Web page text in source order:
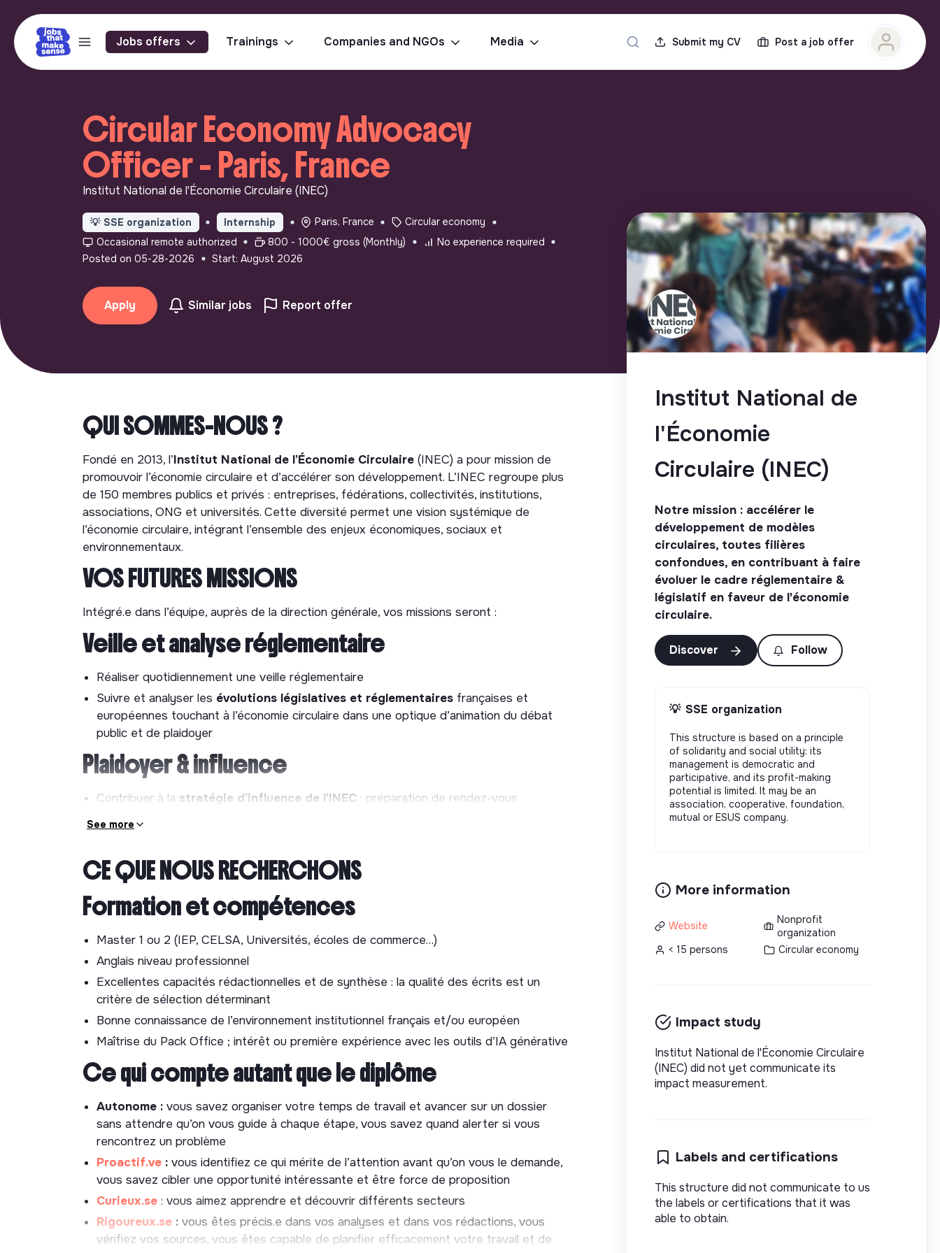
Jobs offers Trainings Companies and NGOs Media Submit my CV Post a job offer
Circular Economy Advocacy
Officer - Paris, France
Institut National de l'Économie Circulaire (INEC)
💡 SSE organization Internship Paris, France
Circular economy
Occasional remote authorized
800 - 1000€ gross (Monthly)
No experience required
Posted on 05-28-2026
Start: August 2026
Apply Similar jobs Report offer
QUI SOMMES-NOUS ?
Fondé en 2013, l’Institut National de l’Économie Circulaire (INEC) a pour mission de
promouvoir l’économie circulaire et d’accélérer son développement. L’INEC regroupe plus
de 150 membres publics et privés : entreprises, fédérations, collectivités, institutions,
associations, ONG et universités. Cette diversité permet une vision systémique de
l’économie circulaire, intégrant l’ensemble des enjeux économiques, sociaux et
environnementaux.
VOS FUTURES MISSIONS
Intégré.e dans l’équipe, auprès de la direction générale, vos missions seront :
Veille et analyse réglementaire
Réaliser quotidiennement une veille réglementaire
Suivre et analyser les évolutions législatives et réglementaires françaises et
européennes touchant à l’économie circulaire dans une optique d’animation du débat
public et de plaidoyer
Plaidoyer & influence
Contribuer à la stratégie d’influence de l’INEC : préparation de rendez-vous
de travail parlementaires ou ministériels
partenaires européens
et faire connaître nos prises de position sur les réseaux et auprès de la
presse
Animation de commissions thématiques
Participer à la préparation et l’animation d’une ou plusieurs commissions: préparer les
ordres du jour, faciliter les échanges entre membres, produire les comptes-rendus et
Événements et webinaires
Contribuer à l’organisation et l’animation d’événements et webinaires
Préparer deséléments de langagepour les prises de parole
CE QUE VOUS ALLEZ DÉVELOPPER
Une connaissance opérationnelledu cadre de l’économie circulaire, français et
européen
La capacité à produire desanalyses juridiques et notes de synthèseà destination
des décideurs
See more
CE QUE NOUS RECHERCHONS
Formation et compétences
Master 1 ou 2 (IEP, CELSA, Universités, écoles de commerce…)
Anglais niveau professionnel
Excellentes capacités rédactionnelles et de synthèse : la qualité des écrits est un
critère de sélection déterminant
Bonne connaissance de l’environnement institutionnel français et/ou européen
Maîtrise du Pack Office ; intérêt ou première expérience avec les outils d’IA générative
Ce qui compte autant que le diplôme
Autonome : vous savez organiser votre temps de travail et avancer sur un dossier
sans attendre qu’on vous guide à chaque étape, vous savez quand alerter si vous
rencontrez un problème
Proactif.ve : vous identifiez ce qui mérite de l’attention avant qu’on vous le demande,
vous savez cibler une opportunité intéressante et être force de proposition
Curieux.se : vous aimez apprendre et découvrir différents secteurs
Rigoureux.se : vous êtes précis.e dans vos analyses et dans vos rédactions, vous
vérifiez vos sources, vous êtes capable de planifier efficacement votre travail et de
Institut National de
l'Économie
Circulaire (INEC)
Notre mission : accélérer le
développement de modèles
circulaires, toutes filières
confondues, en contribuant à faire
évoluer le cadre réglementaire &
législatif en faveur de l'économie
circulaire.
Discover Follow
💡 SSE organization
This structure is based on a principle
of solidarity and social utility: its
management is democratic and
participative, and its profit-making
potential is limited. It may be an
association, cooperative, foundation,
mutual or ESUS company.
More information
Website
Nonprofit
organization
< 15 persons
Circular economy
Impact study
Institut National de l'Économie Circulaire
(INEC) did not yet communicate its
impact measurement.
Labels and certifications
This structure did not communicate to us
the labels or certifications that it was
able to obtain.